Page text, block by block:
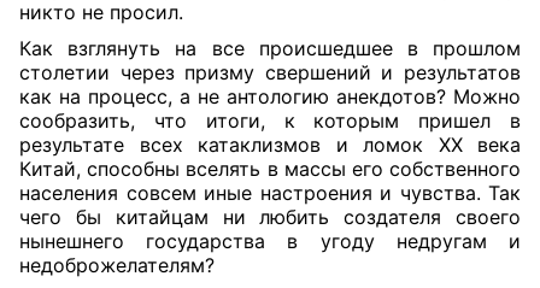
никто не просил.
Как взглянуть на все происшедшее в прошлом
столетии через призму свершений и результатов
как на процесс, а не антологию анекдотов? Можно
сообразить, что итоги, к которым пришел в
результате всех катаклизмов и ломок ХХ века
Китай, способны вселять в массы его собственного
населения совсем иные настроения и чувства. Так
чего бы китайцам ни любить создателя своего
нынешнего государства в угоду недругам и
недоброжелателям?